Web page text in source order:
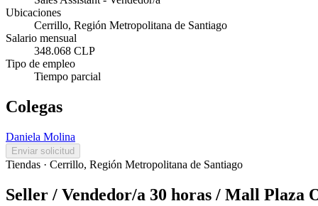
Ubicaciones
Cerrillo, Región Metropolitana de Santiago
Salario mensual
348.068 CLP
Tipo de empleo
Tiempo parcial
Colegas
Daniela Molina
Enviar solicitud
Tiendas · Cerrillo, Región Metropolitana de Santiago
Seller / Vendedor/a 30 horas / Mall Plaza